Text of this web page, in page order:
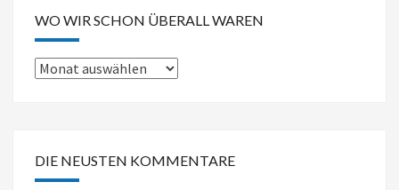
WO WIR SCHON ÜBERALL WAREN
Wo
waren
DIE NEUSTEN KOMMENTARE